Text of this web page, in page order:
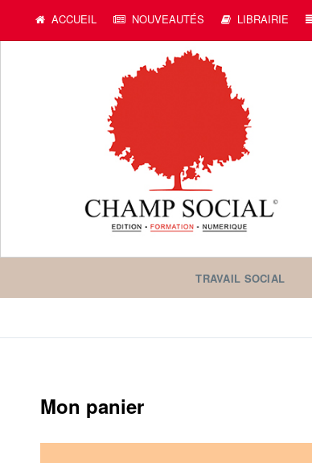
ACCUEIL NOUVEAUTÉS LIBRAIRIE
TRAVAIL SOCIAL
Mon panier